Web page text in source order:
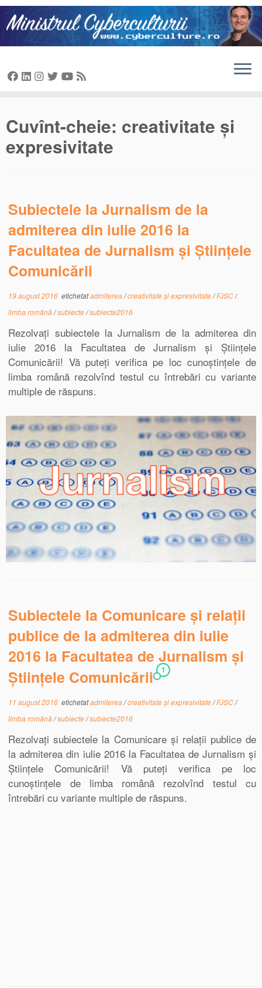
Sari
la
conținut
Cuvînt-cheie: creativitate și
expresivitate
Subiectele la Jurnalism de la
admiterea din iulie 2016 la
Facultatea de Jurnalism și Științele
Comunicării
19 august 2016 etichetatadmiterea/creativitate și expresivitate/FJSC/
limba română/subiecte/subiecte2016
Rezolvați subiectele la Jurnalism de la admiterea din
iulie 2016 la Facultatea de Jurnalism și Științele
Comunicării! Vă puteți verifica pe loc cunoștințele de
limba română rezolvînd testul cu întrebări cu variante
multiple de răspuns.
Subiectele la Comunicare și relații
publice de la admiterea din iulie
2016 la Facultatea de Jurnalism și
Științele Comunicării
1
11 august 2016 etichetatadmiterea/creativitate și expresivitate/FJSC/
limba română/subiecte/subiecte2016
Rezolvați subiectele la Comunicare și relații publice de
la admiterea din iulie 2016 la Facultatea de Jurnalism și
Științele Comunicării! Vă puteți verifica pe loc
cunoștințele de limba română rezolvînd testul cu
întrebări cu variante multiple de răspuns.